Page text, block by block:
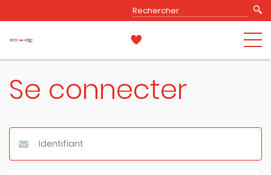
Se connecter